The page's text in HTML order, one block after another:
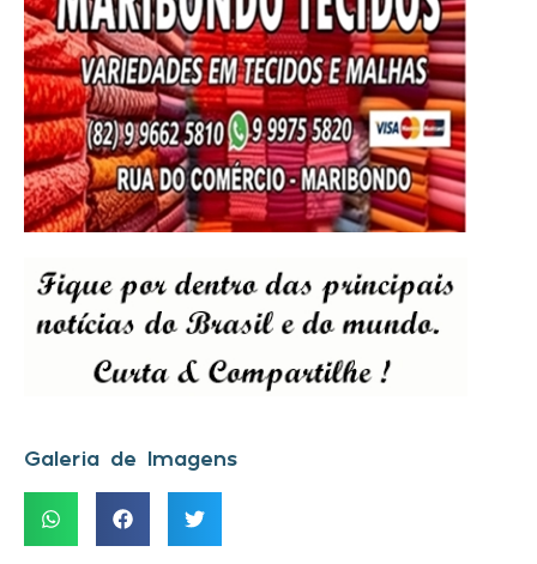
Galeria de Imagens